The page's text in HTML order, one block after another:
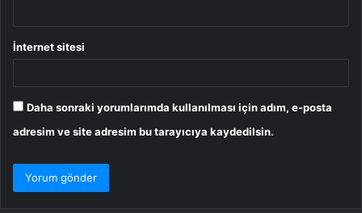
İnternet sitesi
Daha sonraki yorumlarımda kullanılması için adım, e-posta
adresim ve site adresim bu tarayıcıya kaydedilsin.